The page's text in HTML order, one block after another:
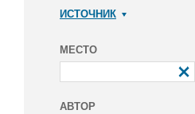
ИСТОЧНИК
МЕСТО
АВТОР